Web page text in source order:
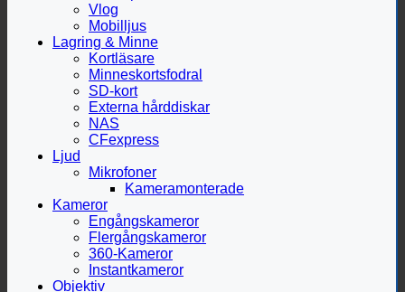
Vlog
Mobilljus
Lagring & Minne
Kortläsare
Minneskortsfodral
SD-kort
Externa hårddiskar
NAS
CFexpress
Ljud
Mikrofoner
Kameramonterade
Kameror
Engångskameror
Flergångskameror
360-Kameror
Instantkameror
Objektiv